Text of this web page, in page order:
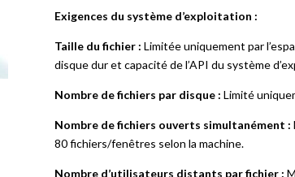
Exigences du système d’exploitation :
Taille du fichier : Limitée uniquement par
disque dur et capacité de l’API du système
Nombre de fichiers par disque : Limité
Nombre de fichiers ouverts simultanément :
80 fichiers/fenêtres selon la machine.
Nombre d’utilisateurs distants par fichier :